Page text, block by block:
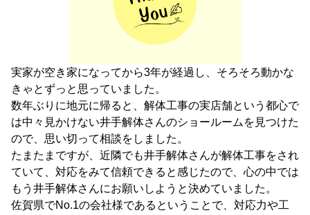
実家が空き家になってから3年が経過し、そろそろ動かな
きゃとずっと思っていました。
数年ぶりに地元に帰ると、解体工事の実店舗という都心で
は中々見かけない井手解体さんのショールームを見つけた
ので、思い切って相談をしました。
たまたまですが、近隣でも井手解体さんが解体工事をされ
ていて、対応をみて信頼できると感じたので、心の中では
もう井手解体さんにお願いしようと決めていました。
佐賀県でNo.1の会社様であるということで、対応力や工